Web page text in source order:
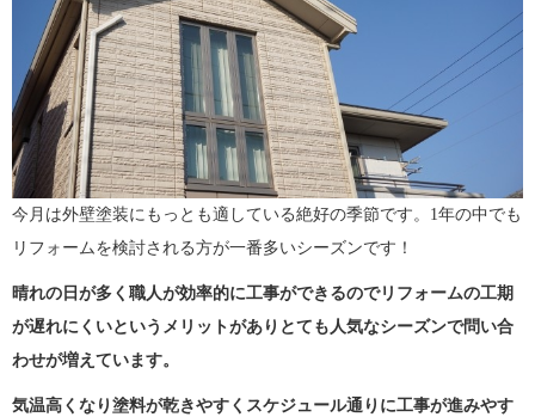
今月は外壁塗装にもっとも適している絶好の季節です。1年の中でも
リフォームを検討される方が一番多いシーズンです！
晴れの日が多く職人が効率的に工事ができるのでリフォームの工期
が遅れにくいというメリットがありとても人気なシーズンで問い合
わせが増えています。
気温高くなり塗料が乾きやすくスケジュール通りに工事が進みやす